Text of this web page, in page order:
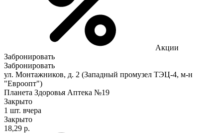
Акции
Забронировать
Забронировать
ул. Монтажников, д. 2 (Западный промузел ТЭЦ-4, м-н
"Евроопт")
Планета Здоровья Аптека №19
Закрыто
1 шт. вчера
Закрыто
18,29 р.